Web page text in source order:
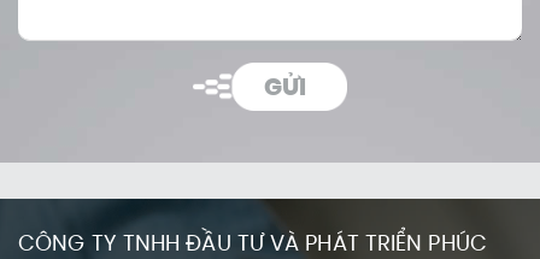
GỬI
CÔNG TY TNHH ĐẦU TƯ VÀ PHÁT TRIỂN PHÚC